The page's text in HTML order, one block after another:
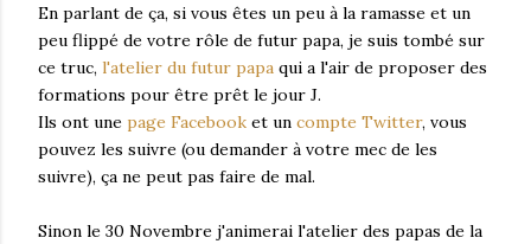
En parlant de ça, si vous êtes un peu à la ramasse et un
peu flippé de votre rôle de futur papa, je suis tombé sur
ce truc, l'atelier du futur papa qui a l'air de proposer des
formations pour être prêt le jour J.
Ils ont une page Facebook et un compte Twitter, vous
pouvez les suivre (ou demander à votre mec de les
suivre), ça ne peut pas faire de mal.
Sinon le 30 Novembre j'animerai l'atelier des papas de la